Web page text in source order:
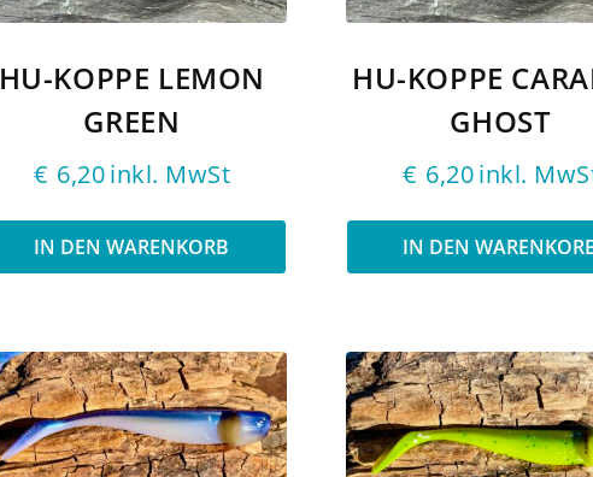
HU-KOPPE LEMON
GREEN
€ 6,20inkl. MwSt
IN DEN WARENKORB
HU-KOPPE
GHOST
€ 6,20inkl.
IN DEN